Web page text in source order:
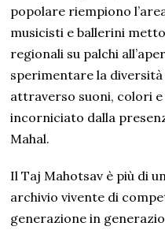
popolare riempiono
musicisti e ballerini
regionali su palchi
sperimentare la diversità
attraverso suoni, colori
incorniciato dalla
Mahal.
Il Taj Mahotsav è più di
archivio vivente di
generazione in